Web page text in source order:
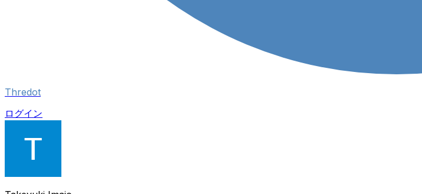
Thredot
ログイン